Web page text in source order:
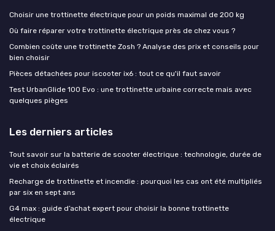
Choisir une trottinette électrique pour un poids maximal de 200 kg
Où faire réparer votre trottinette électrique près de chez vous ?
Combien coûte une trottinette Zosh ? Analyse des prix et conseils pour
bien choisir
Pièces détachées pour iscooter ix6 : tout ce qu'il faut savoir
Test UrbanGlide 100 Evo : une trottinette urbaine correcte mais avec
quelques pièges
Les derniers articles
Tout savoir sur la batterie de scooter électrique : technologie, durée de
vie et choix éclairés
Recharge de trottinette et incendie : pourquoi les cas ont été multipliés
par six en sept ans
G4 max : guide d’achat expert pour choisir la bonne trottinette
électrique